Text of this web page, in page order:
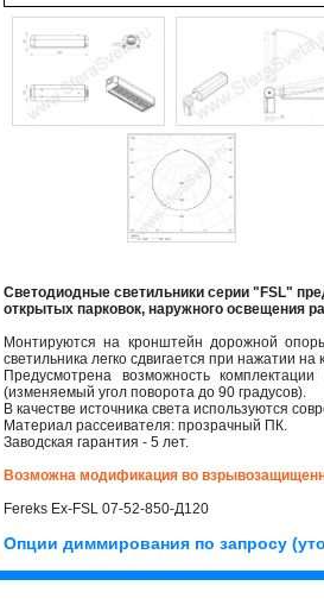
Светодиодные светильники серии "FSL"
открытых парковок, наружного освещения
Монтируются на кронштейн дорожной
светильника легко сдвигается при нажатии на
Предусмотрена возможность
(изменяемый угол поворота до 90 градусов).
В качестве источника света используются
Материал рассеивателя: прозрачный ПК.
Заводская гарантия - 5 лет.
Возможна модификация во
Fereks Ex-FSL 07-52-850-Д120
Опции диммирования по запросу